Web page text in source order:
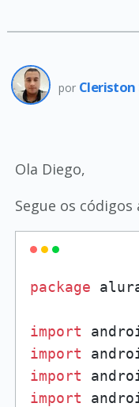
por Cleriston
Ola Diego,
Segue os códigos
package
import
import
import
import